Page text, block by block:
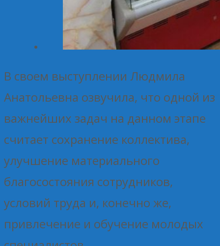
В своем выступлении Людмила
Анатольевна озвучила, что одной из
важнейших задач на данном этапе
считает сохранение коллектива,
улучшение материального
благосостояния сотрудников,
условий труда и, конечно же,
привлечение и обучение молодых